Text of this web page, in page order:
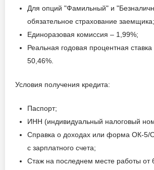
Другие
Через
комиссии;
доходов
Для опций "Фамильный" и
обязательное страхование заемщика;
Единоразовая комиссия – 1,99%;
Реальная годовая процентная
50,46%.
Условия получения кредита:
Паспорт;
ИНН (индивидуальный налоговый
Справка о доходах или форма ОК-5/
с зарплатного счета;
Стаж на последнем месте работы от